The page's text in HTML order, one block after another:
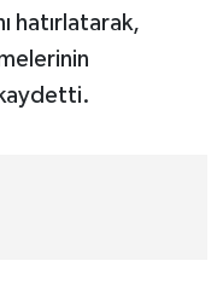
hatırlatarak,